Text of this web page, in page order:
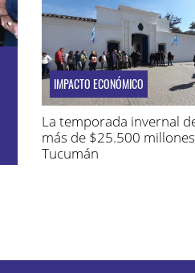
IMPACTO ECONÓMICO
La temporada invernal
más de $25.500
Tucumán